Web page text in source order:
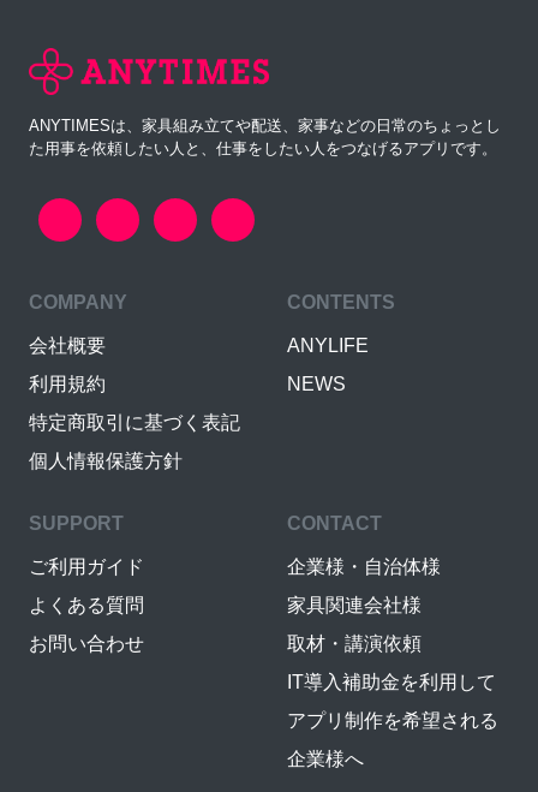
ANYTIMESは、家具組み立てや配送、家事などの日常のちょっとし
た用事を依頼したい人と、仕事をしたい人をつなげるアプリです。
COMPANY
会社概要
利用規約
特定商取引に基づく表記
個人情報保護方針
CONTENTS
ANYLIFE
NEWS
SUPPORT
ご利用ガイド
よくある質問
お問い合わせ
CONTACT
企業様・自治体様
家具関連会社様
取材・講演依頼
IT導入補助金を利用して
アプリ制作を希望される
企業様へ